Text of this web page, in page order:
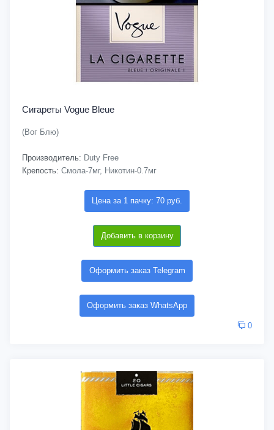
Сигареты Vogue Bleue
(Вог Блю)
Производитель: Duty Free
Крепость: Смола-7мг, Никотин-0.7мг
Цена за 1 пачку: 70 руб.
Добавить в корзину
Оформить заказ Telegram
Оформить заказ WhatsApp
0